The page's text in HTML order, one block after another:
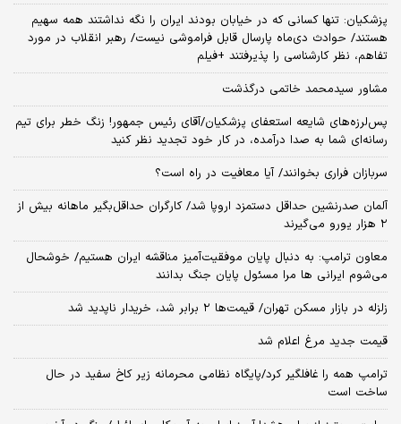
پزشکیان: تنها کسانی که در خیابان بودند ایران را نگه نداشتند همه سهیم
هستند/ حوادث دی‌ماه پارسال قابل فراموشی نیست/ رهبر انقلاب در مورد
تفاهم، نظر کارشناسی را پذیرفتند +فیلم
مشاور سیدمحمد خاتمی درگذشت
پس‌لرزه‌های شایعه استعفای پزشکیان/آقای رئیس جمهور! زنگ خطر برای تیم
رسانه‌ای شما به صدا درآمده، در کار خود تجدید نظر کنید
سربازان فراری بخوانند/ آیا معافیت در راه است؟
آلمان صدرنشین حداقل دستمزد اروپا شد/ کارگران حداقل‌بگیر ماهانه بیش از
۲ هزار یورو می‌گیرند
معاون ترامپ: به دنبال پایان موفقیت‌آمیز مناقشه ایران هستیم/ خوشحال
می‌شوم ایرانی ها مرا مسئول پایان جنگ بدانند
زلزله در بازار مسکن تهران/ قیمت‌ها ۲ برابر شد، خریدار ناپدید شد
قیمت جدید مرغ اعلام شد
ترامپ همه را غافلگیر کرد/پایگاه نظامی محرمانه زیر کاخ سفید در حال
ساخت است